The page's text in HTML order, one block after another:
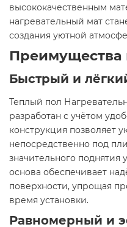
высококачественным
нагревательный мат
создания уютной
Преимущества
Быстрый и
Теплый пол
разработан с учётом
конструкция позволяет
непосредственно под
значительного поднятия
основа обеспечивает
поверхности, упрощая
время установки.​
Равномерный и